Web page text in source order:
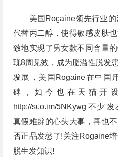
美国Rogaine领先行业的
代替丙二醇，使得敏感皮肤
致地实现了男女款不同含量
现8周见效，成为脂溢性脱发
发展，美国Rogaine在中国
碑，如今也在天猫开
http://suo.im/5NKywg 不少“
真假难辨的心头大事，再也
否正品发愁了!关注Rogaine
脱生发知识!